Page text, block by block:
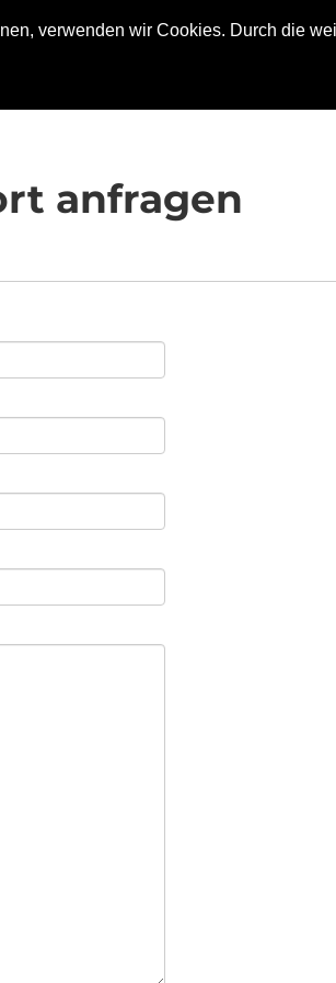
verwenden wir Cookies. Durch die
anfragen